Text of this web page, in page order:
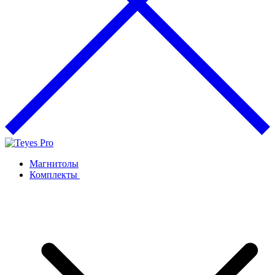
Магнитолы
Комплекты